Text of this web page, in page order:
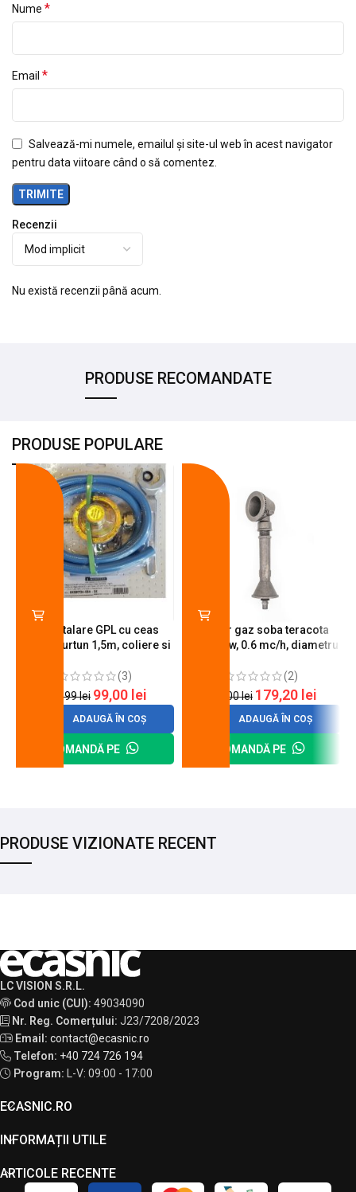
Recenzii
Nu există recenzii până acum.
Nume *
Email *
Salvează-mi numele, emailul și site-ul web în acest navigator
pentru data viitoare când o să comentez.
PRODUSE RECOMANDATE
PRODUSE POPULARE
Kit instalare GPL cu ceas
butelie, furtun 1,5m, coliere si
(3)
120,99lei 99,00 lei
ADAUGĂ ÎN COȘ
COMANDĂ PE
Arzator gaz soba teracota
A600, 6 kw, 0.6 mc/h, diametru
(2)
200,00lei 179,20 lei
ADAUGĂ ÎN COȘ
COMANDĂ PE
PRODUSE VIZIONATE RECENT
LC VISION S.R.L.
Cod unic (CUI): 49034090
Nr. Reg. Comerțului: J23/7208/2023
Email: contact@ecasnic.ro
Telefon: +40 724 726 194
Program:
L-V: 09:00 - 17:00
ECASNIC.RO
INFORMAȚII UTILE
ARTICOLE RECENTE